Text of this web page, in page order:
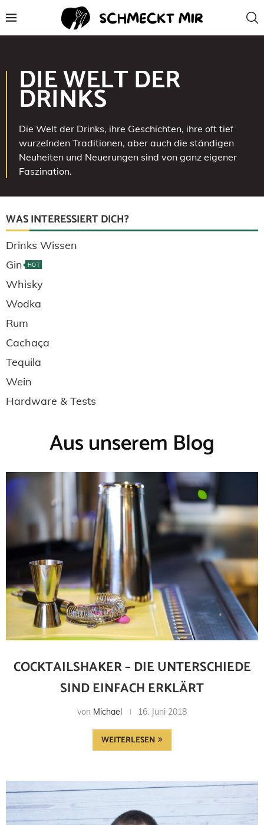
DIE WELT DER
DRINKS
Die Welt der Drinks, ihre Geschichten, ihre oft tief
wurzelnden Traditionen, aber auch die ständigen
Neuheiten und Neuerungen sind von ganz eigener
Faszination.
WAS INTERESSIERT DICH?
Drinks Wissen
Gin
HOT
Whisky
Wodka
Rum
Cachaça
Tequila
Wein
Hardware & Tests
Aus unserem Blog
COCKTAILSHAKER – DIE UNTERSCHIEDE
SIND EINFACH ERKLÄRT
von Michael 16. Juni 2018
WEITERLESEN